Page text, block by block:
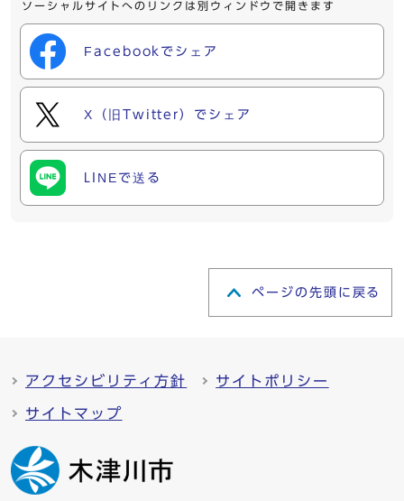
ソーシャルサイトへのリンクは別ウィンドウで開きます
Facebookでシェア
X（旧Twitter）でシェア
LINEで送る
ページの先頭に戻る
アクセシビリティ方針 サイトポリシー
サイトマップ